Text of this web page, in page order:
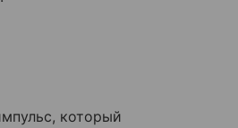
который